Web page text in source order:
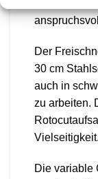
Der
30 cm
auch in
zu arbeiten.
Vielseitigkeit.
Die variable